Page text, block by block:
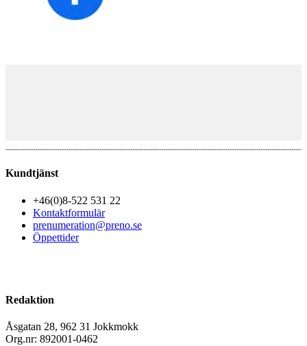
Kundtjänst
+46(0)8-522 531 22
Kontaktformulär
prenumeration@preno.se
Öppettider
Redaktion
Åsgatan 28, 962 31 Jokkmokk
Org.nr: 892001-0462